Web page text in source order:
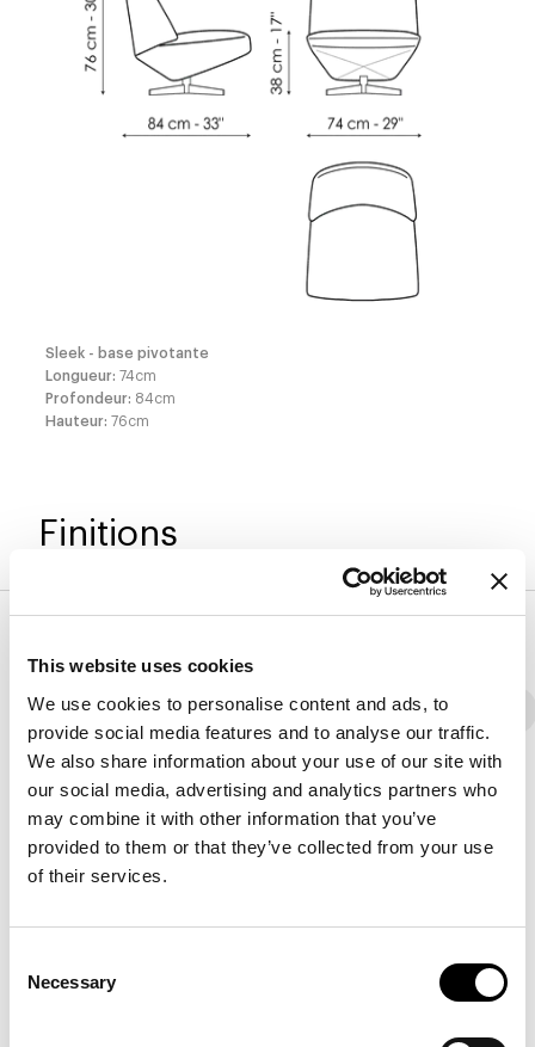
This website uses cookies
We use cookies to personalise content and ads, to
provide social media features and to analyse our traffic.
We also share information about your use of our site with
our social media, advertising and analytics partners who
may combine it with other information that you’ve
provided to them or that they’ve collected from your use
of their services.
Selection
Necessary
Sleek - base pivotante
Longueur: 74cm
Profondeur: 84cm
Hauteur: 76cm
Finitions
Tissu - 800 Éco-cuir Tissu - 900 Tissu - Classe
8D52 - Pastello 8D53 - Pastello 8D54 - Pastello